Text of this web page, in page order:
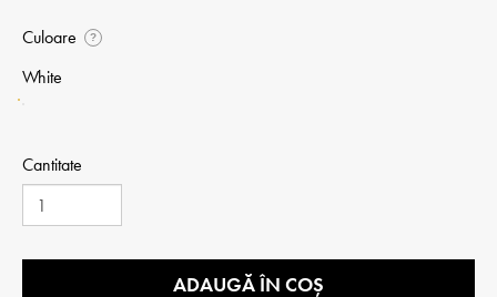
Culoare ?
White
Cantitate
ADAUGĂ ÎN COȘ